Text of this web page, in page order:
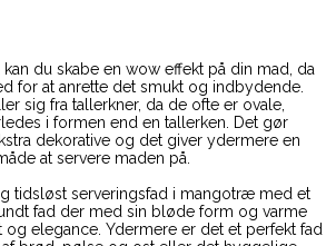
du skabe en wow effekt på din mad, da
for at anrette det smukt og indbydende.
sig fra tallerkner, da de ofte er ovale,
i formen end en tallerken. Det gør
dekorative og det giver ydermere en
at servere maden på.
tidsløst serveringsfad i mangotræ med et
fad der med sin bløde form og varme
og elegance. Ydermere er det et perfekt fad